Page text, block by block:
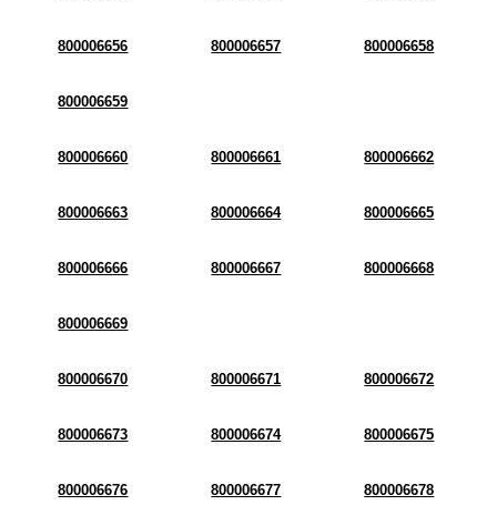
800006656 800006657 800006658
800006659
800006660 800006661 800006662
800006663 800006664 800006665
800006666 800006667 800006668
800006669
800006670 800006671 800006672
800006673 800006674 800006675
800006676 800006677 800006678